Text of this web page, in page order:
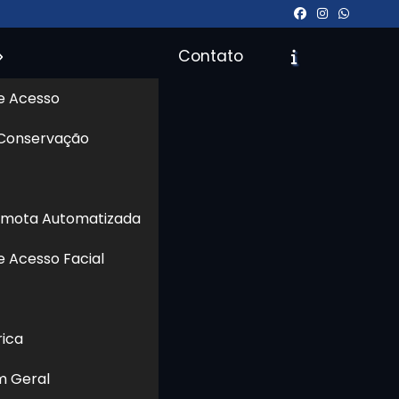
Acesso
Automatizada
Acesso Facial
Geral
Contato